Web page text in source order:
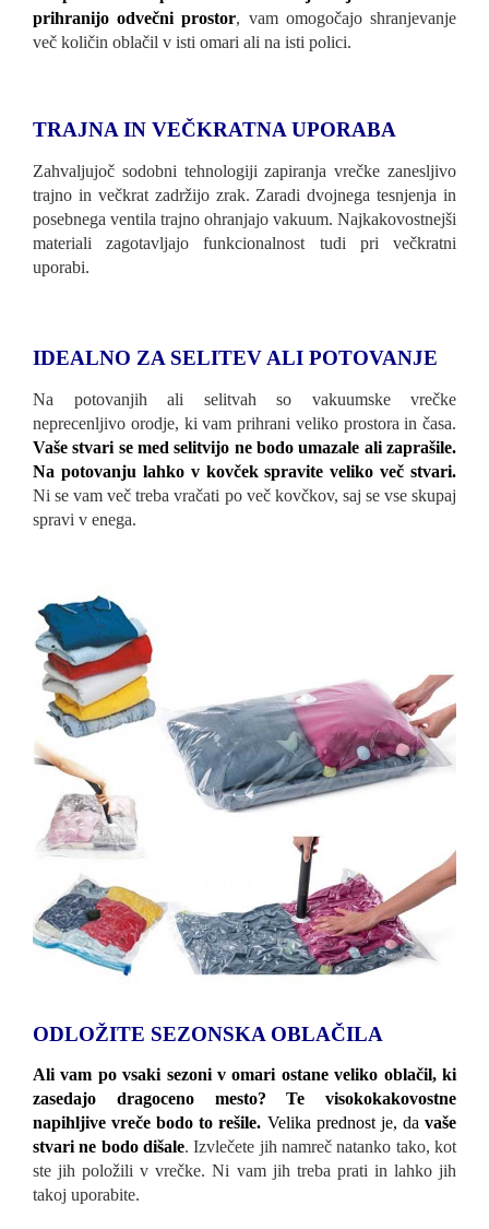
prihranijo odvečni prostor, vam omogočajo shranjevanje
več količin oblačil v isti omari ali na isti polici.
TRAJNA IN VEČKRATNA UPORABA
Zahvaljujoč sodobni tehnologiji zapiranja vrečke zanesljivo
trajno in večkrat zadržijo zrak. Zaradi dvojnega tesnjenja in
posebnega ventila trajno ohranjajo vakuum. Najkakovostnejši
materiali zagotavljajo funkcionalnost tudi pri večkratni
uporabi.
IDEALNO ZA SELITEV ALI POTOVANJE
Na potovanjih ali selitvah so vakuumske vrečke
neprecenljivo orodje, ki vam prihrani veliko prostora in časa.
Vaše stvari se med selitvijo ne bodo umazale ali zaprašile.
Na potovanju lahko v kovček spravite veliko več stvari.
Ni se vam več treba vračati po več kovčkov, saj se vse skupaj
spravi v enega.
ODLOŽITE SEZONSKA OBLAČILA
Ali vam po vsaki sezoni v omari ostane veliko oblačil, ki
zasedajo dragoceno mesto? Te visokokakovostne
napihljive vreče bodo to rešile. Velika prednost je, davaše
stvari ne bodo dišale. Izvlečete jih namreč natanko tako, kot
ste jih položili v vrečke. Ni vam jih treba prati in lahko jih
takoj uporabite.